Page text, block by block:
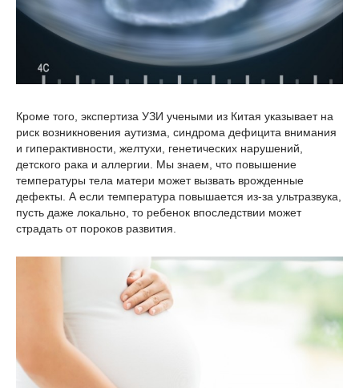
Кроме того, экспертиза УЗИ учеными из Китая указывает на
риск возникновения аутизма, синдрома дефицита внимания
и гиперактивности, желтухи, генетических нарушений,
детского рака и аллергии. Мы знаем, что повышение
температуры тела матери может вызвать врожденные
дефекты. А если температура повышается из-за ультразвука,
пусть даже локально, то ребенок впоследствии может
страдать от пороков развития.